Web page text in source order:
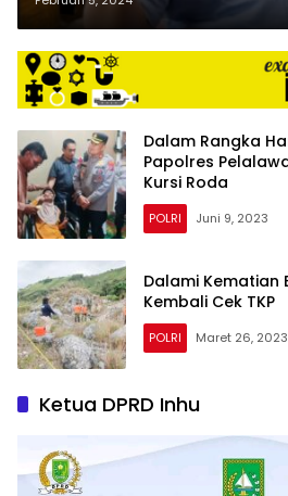
Santun
Dalam Rangka
Papolres
Kursi Roda
POLRI Juni 9, 2023
Dalami Kematian
Kembali Cek TKP
POLRI Maret 26, 2023
Ketua DPRD Inhu